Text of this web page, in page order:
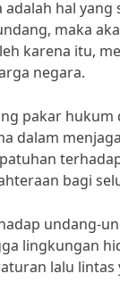
hal
maka
karena itu,
negara.
pakar
dalam
bagi
undang-
lingkungan
lalu